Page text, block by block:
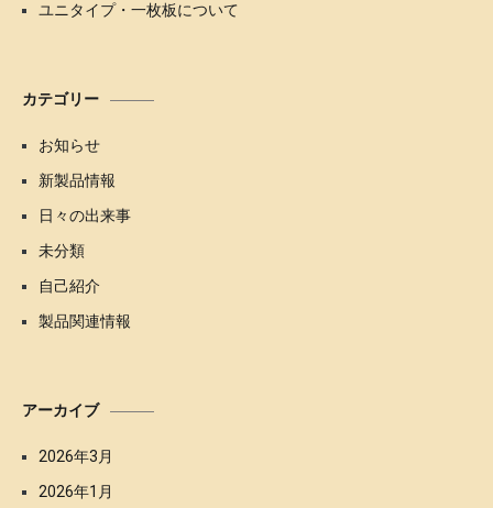
ユニタイプ・一枚板について
カテゴリー
お知らせ
新製品情報
日々の出来事
未分類
自己紹介
製品関連情報
アーカイブ
2026年3月
2026年1月